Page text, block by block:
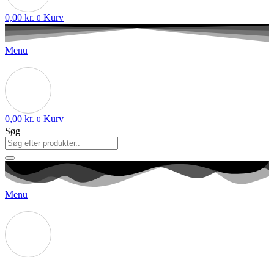
0,00 kr. 0 Kurv
Menu
0,00 kr. 0 Kurv
Søg
Menu